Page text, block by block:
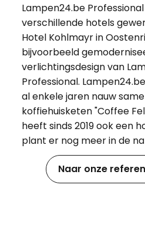
Lampen24.be
verschillende hotels
Hotel Kohlmayr in
bijvoorbeeld
verlichtingsdesign van
Professional.
al enkele jaren nauw
koffiehuisketen "Coffee
heeft sinds 2019 ook een
plant er nog meer in de
Naar onze